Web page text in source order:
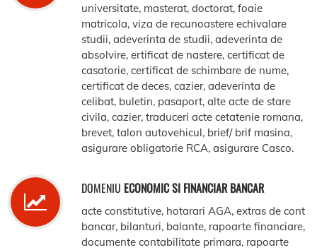
universitate, masterat, doctorat, foaie
matricola, viza de recunoastere echivalare
studii, adeverinta de studii, adeverinta de
absolvire, ertificat de nastere, certificat de
casatorie, certificat de schimbare de nume,
certificat de deces, cazier, adeverinta de
celibat, buletin, pasaport, alte acte de stare
civila, cazier, traduceri acte cetatenie romana,
brevet, talon autovehicul, brief/ brif masina,
asigurare obligatorie RCA, asigurare Casco.
DOMENIU ECONOMIC SI FINANCIAR BANCAR
acte constitutive, hotarari AGA, extras de cont
bancar, bilanturi, balante, rapoarte financiare,
documente contabilitate primara, rapoarte